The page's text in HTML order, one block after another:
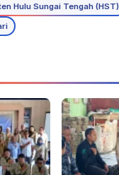
Hulu Sungai Tengah (HST)